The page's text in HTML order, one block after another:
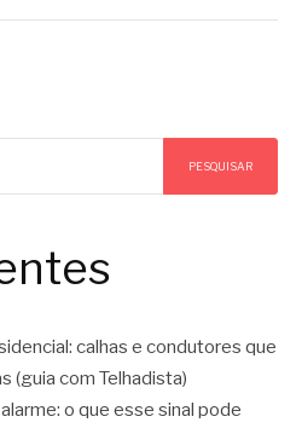
PESQUISAR
calhas e condutores que
(guia com Telhadista)
o que esse sinal pode